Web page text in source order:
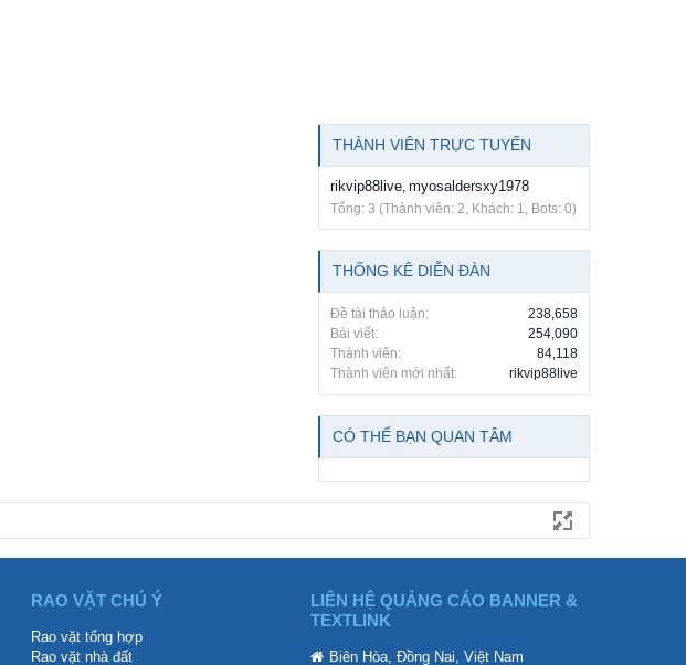
THÀNH VIÊN TRỰC TUYẾN
rikvip88live, myosaldersxy1978
Tổng: 3 (Thành viên: 2, Khách: 1, Bots: 0)
THỐNG KÊ DIỄN ĐÀN
Đề tài thảo luận:
238,658
Bài viết:
254,090
Thành viên:
84,118
Thành viên mới nhất:
rikvip88live
CÓ THỂ BẠN QUAN TÂM
RAO VẶT CHÚ Ý
Rao vặt tổng hợp
Rao vặt nhà đất
LIÊN HỆ QUẢNG CÁO BANNER &
TEXTLINK
Biên Hòa, Đồng Nai, Việt Nam